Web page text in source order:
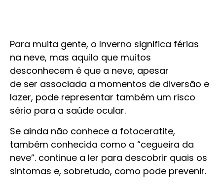
Para muita gente, o Inverno significa férias
na neve, mas aquilo que muitos
desconhecem é que a neve, apesar
de ser associada a momentos de diversão e
lazer, pode representar também um risco
sério para a saúde ocular.
Se ainda não conhece a fotoceratite,
também conhecida como a “cegueira da
neve”. continue a ler para descobrir quais os
sintomas e, sobretudo, como pode prevenir.